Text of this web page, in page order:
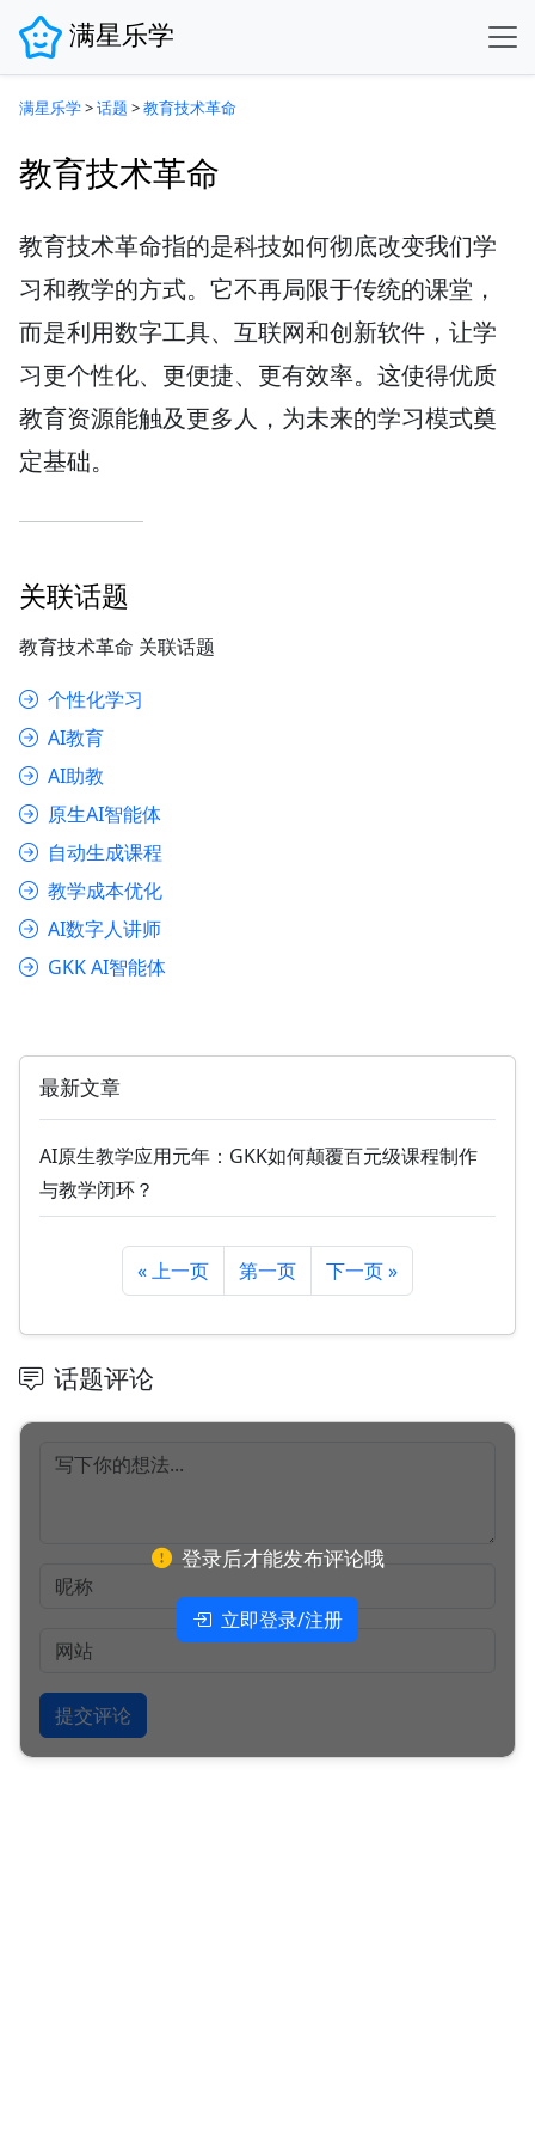
满星乐学
满星乐学>话题 >教育技术革命
教育技术革命
教育技术革命指的是科技如何彻底改变我们学
习和教学的方式。它不再局限于传统的课堂，
而是利用数字工具、互联网和创新软件，让学
习更个性化、更便捷、更有效率。这使得优质
教育资源能触及更多人，为未来的学习模式奠
定基础。
关联话题
教育技术革命 关联话题
个性化学习
AI教育
AI助教
原生AI智能体
自动生成课程
教学成本优化
AI数字人讲师
GKK AI智能体
最新文章
AI原生教学应用元年：GKK如何颠覆百元级课程制作
与教学闭环？
« 上一页 第一页 下一页 »
话题评论
登录后才能发布评论哦
立即登录/注册
提交评论